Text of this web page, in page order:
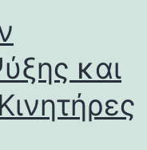
και